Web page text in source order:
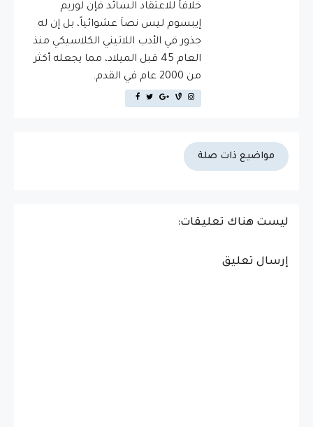
خلافاَ للاعتقاد السائد فإن لوريم
إيبسوم ليس نصاَ عشوائياً، بل إن له
جذور في الأدب اللاتيني الكلاسيكي منذ
العام 45 قبل الميلاد، مما يجعله أكثر
من 2000 عام في القدم.
مواضيع ذات صلة
ليست هناك تعليقات:
إرسال تعليق